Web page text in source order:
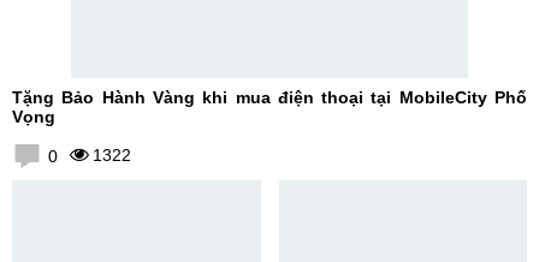
Tặng Bảo Hành Vàng khi mua điện thoại tại MobileCity Phố
Vọng
0 1322